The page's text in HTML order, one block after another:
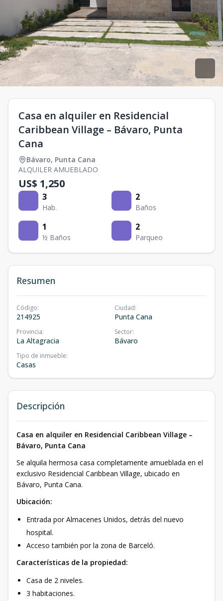
Casa en alquiler en Residencial
Caribbean Village – Bávaro, Punta
Cana
Bávaro, Punta Cana
ALQUILER AMUEBLADO
US$ 1,250
3
Hab.
2
Baños
1
½ Baños
2
Parqueo
Resumen
Código:
214925
Ciudad:
Punta Cana
Provincia:
La Altagracia
Sector:
Bávaro
Tipo de inmueble:
Casas
Descripción
Casa en alquiler en Residencial Caribbean Village –
Bávaro, Punta Cana
Se alquila hermosa casa completamente amueblada en el
exclusivo Residencial Caribbean Village, ubicado en
Bávaro, Punta Cana.
Ubicación:
Entrada por Almacenes Unidos, detrás del nuevo
hospital.
Acceso también por la zona de Barceló.
Características de la propiedad:
Casa de 2 niveles.
3 habitaciones.